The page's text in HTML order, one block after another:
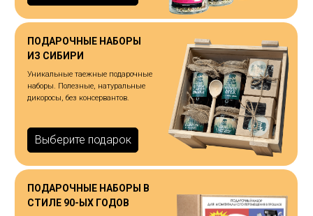
ПОДАРОЧНЫЕ НАБОРЫ
ИЗ СИБИРИ
Выберите подарок
Уникальные таежные подарочные
наборы. Полезные, натуральные
дикоросы, без консервантов.
ПОДАРОЧНЫЕ НАБОРЫ В
СТИЛЕ 90-ЫХ ГОДОВ